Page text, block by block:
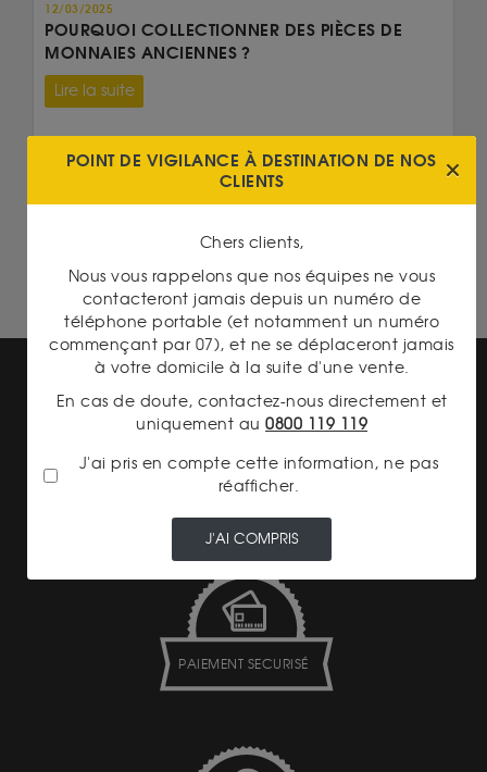
12/03/2025
POURQUOI COLLECTIONNER DES PIÈCES DE
MONNAIES ANCIENNES ?
Lire la suite
20 Francs Napoléon
LIVRAISON ASSURÉE
PAIEMENT SECURISÉ
POINT DE VIGILANCE À DESTINATION DE NOS
CLIENTS
Chers clients,
Nous vous rappelons que nos équipes ne vous
contacteront jamais depuis un numéro de
téléphone portable (et notamment un numéro
commençant par 07), et ne se déplaceront jamais
à votre domicile à la suite d'une vente.
En cas de doute, contactez-nous directement et
uniquement au 0800 119 119
J'ai pris en compte cette information, ne pas
réafficher.
J'AI COMPRIS